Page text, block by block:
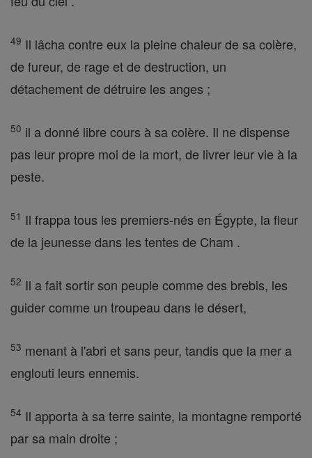
49 Il lâcha contre eux la pleine chaleur de sa colère,
de fureur, de rage et de destruction, un
détachement de détruire les anges ;
50 il a donné libre cours à sa colère. Il ne dispense
pas leur propre moi de la mort, de livrer leur vie à la
peste.
51 Il frappa tous les premiers-nés en Égypte, la fleur
de la jeunesse dans les tentes de Cham .
52 Il a fait sortir son peuple comme des brebis, les
guider comme un troupeau dans le désert,
53 menant à l'abri et sans peur, tandis que la mer a
englouti leurs ennemis.
54 Il apporta à sa terre sainte, la montagne remporté
par sa main droite ;